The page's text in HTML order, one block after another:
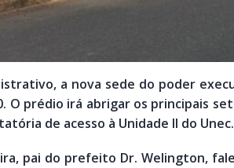
a nova sede do poder
O prédio irá abrigar os principais
de acesso à Unidade II do Unec.
pai do prefeito Dr. Welington,